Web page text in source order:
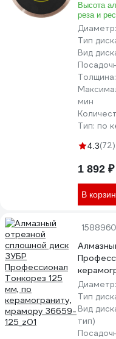
Высота
реза и
Диаметр:
Тип
Вид
Толщина:
мин
Тип: по
4.3(72)
1 892 ₽
В
Диаметр:
Тип
Вид
тип)